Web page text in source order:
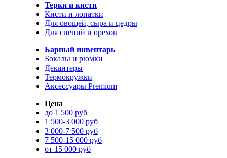
Терки и кисти
Кисти и лопатки
Для овощей, сыра и цедры
Для специй и орехов
Барный инвентарь
Бокалы и рюмки
Декантеры
Термокружки
Аксессуары Premium
Цена
до 1 500 руб
1 500-3 000 руб
3 000-7 500 руб
7 500-15 000 руб
от 15 000 руб